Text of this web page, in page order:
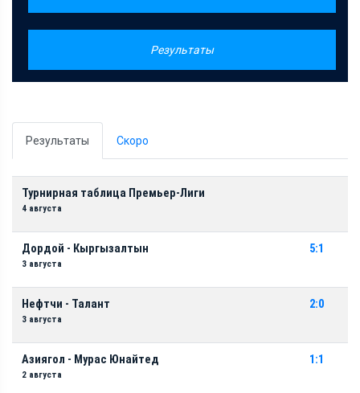
Результаты
Результаты Скоро
Турнирная таблица Премьер-Лиги
4 августа
Дордой - Кыргызалтын
3 августа
5:1
Нефтчи - Талант
3 августа
2:0
Азиягол - Мурас Юнайтед
2 августа
1:1